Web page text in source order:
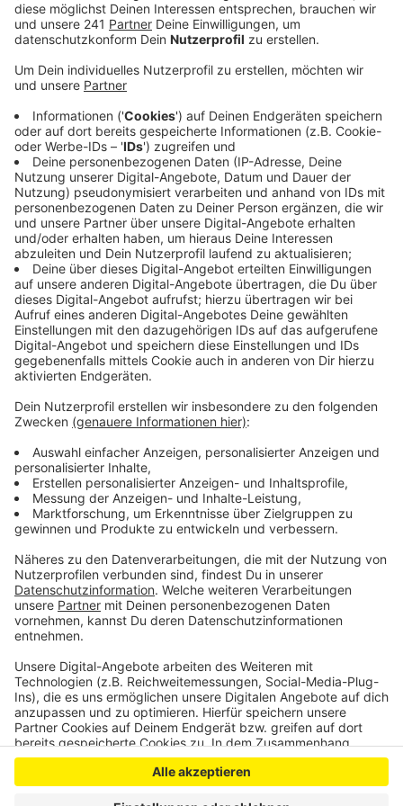
Anzeige
Fahrrädern die B 55 in Wiedenest gegen 11:10 Uhr
überqueren. Dabei sind die Mädchen von einem 67-
verletzt worden.
Veröffentlicht: Samstag, 29.07.2023 21:35
Anzeige
Das achtjährige Mädchen aus Siegen ist noch am
Unfallort reanimiert und danach in das Gummersbacher
Klinikum gebracht worden. Das siebenjährige Mädchen
aus Bergneustadt ist mit einem Rettungshubschrauber
in eine Siegener Klinik geflogen worden. Die achtjährige
ist bei dem Umfall so schwer verletzt worden, dass
sie im Krankenhaus verstorben ist. Nach derzeitiger
Einschätzung der Ärzte besteht bei der Siebenjährigen
keine Lebensgefahr.
Spurensicherung stundenlang gesperrt. Neben
Rettungskräften und Polizei waren auch
Notfallseelsorger im Einsatz.
Anzeige
Anzeige